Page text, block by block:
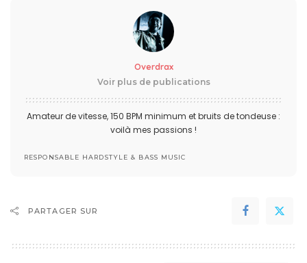
Overdrax
Voir plus de publications
Amateur de vitesse, 150 BPM minimum et bruits de tondeuse :
voilà mes passions !
RESPONSABLE HARDSTYLE & BASS MUSIC
PARTAGER SUR